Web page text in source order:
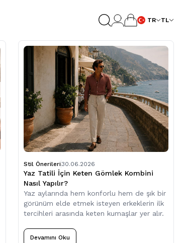
TR TL
Stil Önerileri30.06.2026
Yaz Tatili İçin Keten Gömlek Kombini
Nasıl Yapılır?
Yaz aylarında hem konforlu hem de şık bir
görünüm elde etmek isteyen erkeklerin ilk
tercihleri arasında keten kumaşlar yer alır.
Devamını Oku